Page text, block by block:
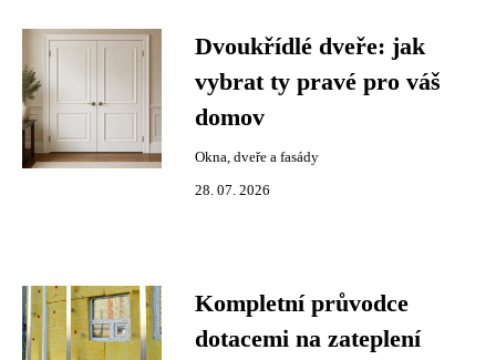
Dvoukřídlé dveře: jak
vybrat ty pravé pro váš
domov
Okna, dveře a fasády
28. 07. 2026
Kompletní průvodce
dotacemi na zateplení